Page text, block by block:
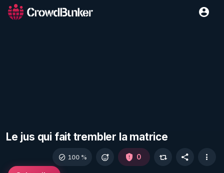
Le jus qui fait trembler la matrice
100 % 0